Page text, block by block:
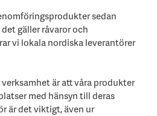
sedan
gäller råvaror och
vi lokala nordiska leverantörer
är att våra produkter
med hänsyn till deras
är det viktigt, även ur